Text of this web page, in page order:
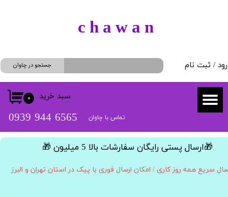
/ ثبت نام
سفارشات
خروج از حساب کاربری
جستجو در چاوان
​​6565 944 0939 تماس با چاوان
۰ سبد خرید
​c h a w a n
​🎁ارسال پستی رایگان سفارشات بالا 5 میلیون 🎁​​​​​​​
سریع همه روز کاری / امکان ارسال فوری با پیک در استان تهران و البرز